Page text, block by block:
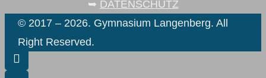
➥ DATENSCHUTZ
© 2017 – 2026. Gymnasium Langenberg. All
Right Reserved.